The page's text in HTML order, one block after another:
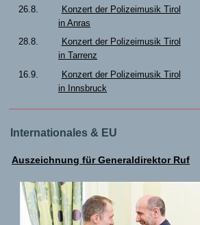
26.8.
Konzert der Polizeimusik Tirol
in Anras
28.8.
Konzert der Polizeimusik Tirol
in Tarrenz
16.9.
Konzert der Polizeimusik Tirol
in Innsbruck
Internationales & EU
Auszeichnung für Generaldirektor Ruf